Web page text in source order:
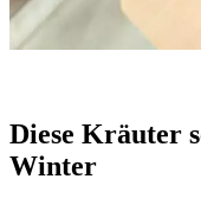
Diese Kräuter
Winter